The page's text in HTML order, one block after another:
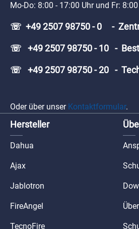
Mo-Do: 8:00 - 17:00 Uhr und Fr:
☏ +49 2507 98750 - 0 -
☏ +49 2507 98750 - 10 -
☏ +49 2507 98750 - 20 -
Oder über unser Kontaktformular.
Hersteller
Dahua
Ajax
Jablotron
FireAngel
TecnoFire